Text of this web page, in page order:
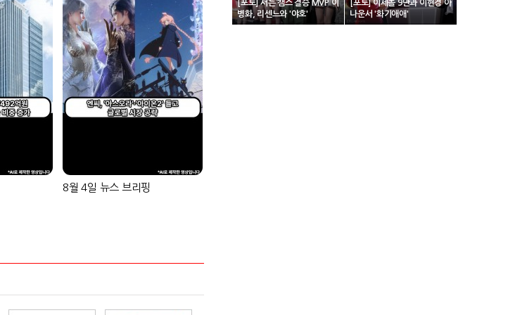
8월 4일 뉴스 브리핑
[포토] 서든 챔스 결승 MVP 이
병화, 리센느와 '야호'
[포토] 이세돌 9단과 이현경 아
나운서 '화기애애'